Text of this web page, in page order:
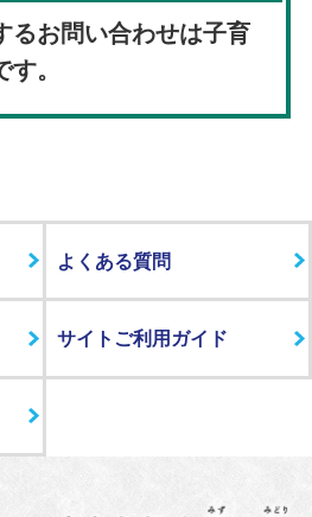
るお問い合わせは子育
。
よくある質問
サイトご利用ガイド